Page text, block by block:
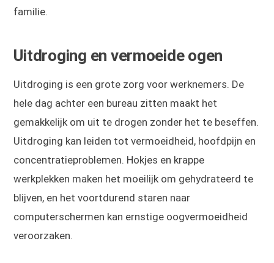
familie.
Uitdroging en vermoeide ogen
Uitdroging is een grote zorg voor werknemers. De
hele dag achter een bureau zitten maakt het
gemakkelijk om uit te drogen zonder het te beseffen.
Uitdroging kan leiden tot vermoeidheid, hoofdpijn en
concentratieproblemen. Hokjes en krappe
werkplekken maken het moeilijk om gehydrateerd te
blijven, en het voortdurend staren naar
computerschermen kan ernstige oogvermoeidheid
veroorzaken.